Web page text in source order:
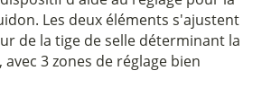
Les deux éléments s'ajustent
de la tige de selle déterminant la
3 zones de réglage bien